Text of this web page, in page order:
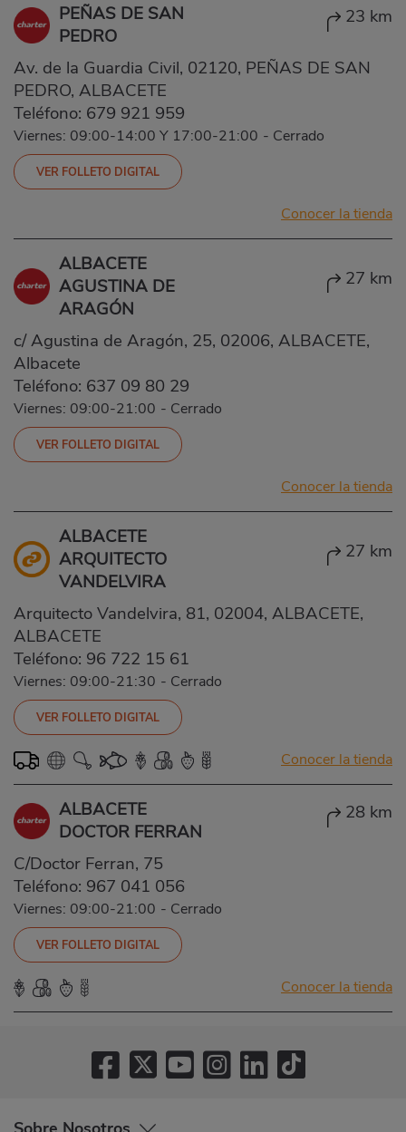
PEÑAS DE SAN
PEDRO
23 km
Av. de la Guardia Civil, 02120, PEÑAS DE SAN
PEDRO, ALBACETE
Teléfono: 679 921 959
Viernes: 09:00-14:00 Y 17:00-21:00 - Cerrado
VER FOLLETO DIGITAL
Conocer la tienda
ALBACETE
AGUSTINA DE
ARAGÓN
27 km
c/ Agustina de Aragón, 25, 02006, ALBACETE,
Albacete
Teléfono: 637 09 80 29
Viernes: 09:00-21:00 - Cerrado
VER FOLLETO DIGITAL
Conocer la tienda
ALBACETE
ARQUITECTO
VANDELVIRA
27 km
Arquitecto Vandelvira, 81, 02004, ALBACETE,
ALBACETE
Teléfono: 96 722 15 61
Viernes: 09:00-21:30 - Cerrado
VER FOLLETO DIGITAL
Conocer la tienda
ALBACETE
DOCTOR FERRAN
28 km
C/Doctor Ferran, 75
Teléfono: 967 041 056
Viernes: 09:00-21:00 - Cerrado
VER FOLLETO DIGITAL
Conocer la tienda